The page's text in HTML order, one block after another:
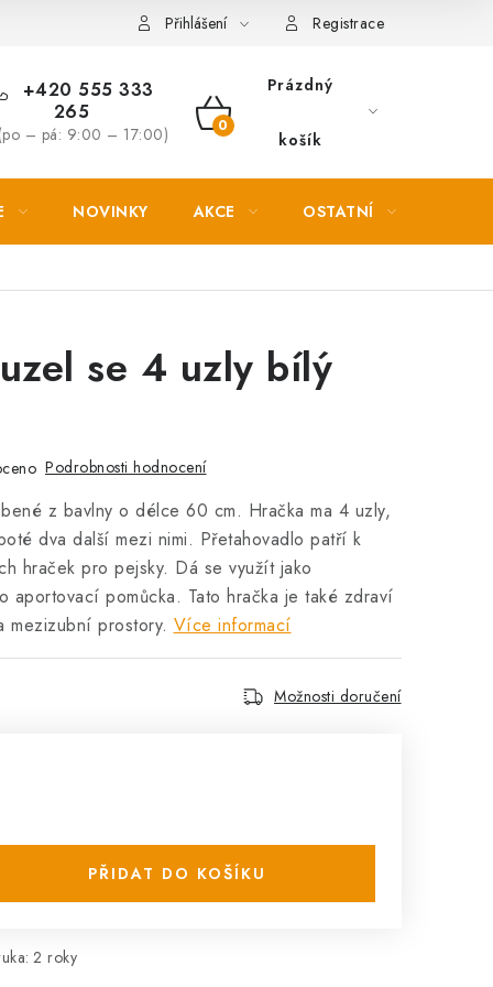
Přihlášení Registrace
+420 555 333
265
(po – pá: 9:00 – 17:00)
NÁKUPNÍ
Prázdný
košík
NOVINKY AKCE OSTATNÍ
se 4 uzly bílý
Podrobnosti hodnocení
z bavlny o délce 60 cm. Hračka ma 4 uzly,
dva další mezi nimi. Přetahovadlo patří k
hraček pro pejsky. Dá se využít jako
aportovací pomůcka. Tato hračka je také zdraví
mezizubní prostory. Více informací
Možnosti doručení
PŘIDAT DO KOŠÍKU
: 2 roky